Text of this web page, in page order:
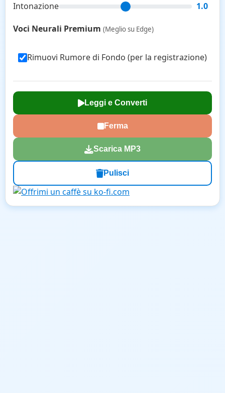
Intonazione 1.0
Voci Neurali Premium (Meglio su Edge)
Rimuovi Rumore di Fondo (per la registrazione)
Leggi e Converti
Ferma
Scarica MP3
Pulisci